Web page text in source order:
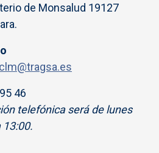
de Monsalud 19127
46
telefónica será de lunes
13:00.